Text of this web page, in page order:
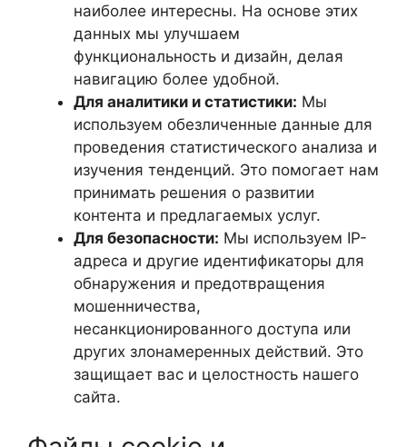
наиболее интересны. На основе этих
данных мы улучшаем
функциональность и дизайн, делая
навигацию более удобной.
Для аналитики и статистики: Мы
используем обезличенные данные для
проведения статистического анализа и
изучения тенденций. Это помогает нам
принимать решения о развитии
контента и предлагаемых услуг.
Для безопасности: Мы используем IP-
адреса и другие идентификаторы для
обнаружения и предотвращения
мошенничества,
несанкционированного доступа или
других злонамеренных действий. Это
защищает вас и целостность нашего
сайта.